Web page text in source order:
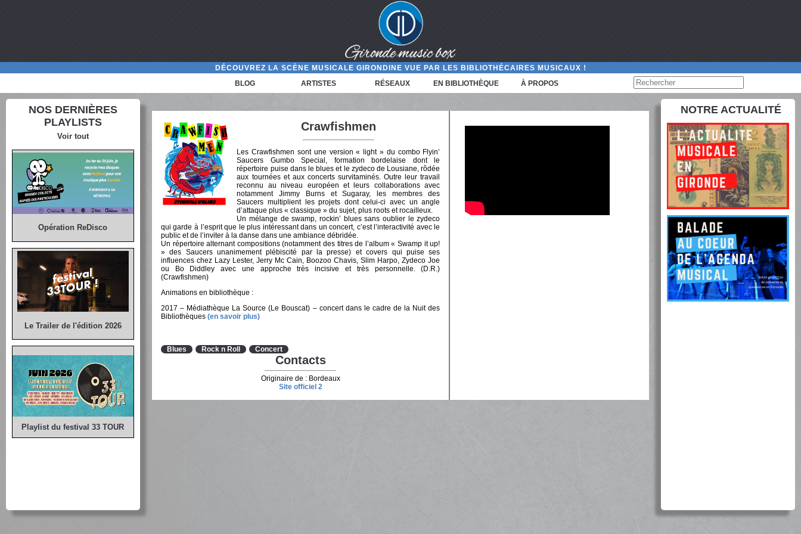
DÉCOUVREZ LA SCÈNE MUSICALE GIRONDINE VUE PAR LES BIBLIOTHÉCAIRES MUSICAUX !
BLOG
ARTISTES RÉSEAUX EN BIBLIOTHÈQUE À PROPOS
NOS DERNIÈRES
PLAYLISTS
Voir tout
Opération ReDisco
Le Trailer de l'édition 2026
Playlist du festival 33 TOUR
Crawfishmen
Les Crawfishmen sont une version « light » du combo Flyin’
Saucers Gumbo Special, formation bordelaise dont le
répertoire puise dans le blues et le zydeco de Lousiane, rôdée
aux tournées et aux concerts survitaminés. Outre leur travail
reconnu au niveau européen et leurs collaborations avec
notamment Jimmy Burns et Sugaray, les membres des
Saucers multiplient les projets dont celui-ci avec un angle
d’attaque plus « classique » du sujet, plus roots et rocailleux.
Un mélange de swamp, rockin’ blues sans oublier le zydeco
qui garde à l’esprit que le plus intéressant dans un concert, c’est l’interactivité avec le
public et de l’inviter à la danse dans une ambiance débridée.
Un répertoire alternant compositions (notamment des titres de l’album « Swamp it up!
» des Saucers unanimement plébiscité par la presse) et covers qui puise ses
influences chez Lazy Lester, Jerry Mc Cain, Boozoo Chavis, Slim Harpo, Zydeco Joe
ou Bo Diddley avec une approche très incisive et très personnelle. (D.R.)
(Crawfishmen)
Animations en bibliothèque :
2017 – Médiathèque La Source (Le Bouscat) – concert dans le cadre de la Nuit des
Bibliothèques (en savoir plus)
Blues Rock n Roll Concert
Contacts
Originaire de : Bordeaux
Site officiel 2
NOTRE ACTUALITÉ